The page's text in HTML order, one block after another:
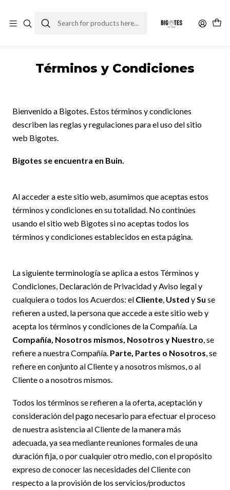
Términos y Condiciones
Bienvenido a Bigotes. Estos términos y condiciones
describen las reglas y regulaciones para el uso del sitio
web Bigotes.
Bigotes se encuentra en Buin.
Al acceder a este sitio web, asumimos que aceptas estos
términos y condiciones en su totalidad. No continúes
usando el sitio web Bigotes si no aceptas todos los
términos y condiciones establecidos en esta página.
La siguiente terminología se aplica a estos Términos y
Condiciones, Declaración de Privacidad y Aviso legal y
cualquiera o todos los Acuerdos: el Cliente, Usted ySu se
refieren a usted, la persona que accede a este sitio web y
acepta los términos y condiciones de la Compañía. La
Compañía, Nosotros mismos, Nosotros y Nuestro, se
refiere a nuestra Compañía. Parte, Partes o Nosotros, se
refiere en conjunto al Cliente y a nosotros mismos, o al
Cliente o a nosotros mismos.
Todos los términos se refieren a la oferta, aceptación y
consideración del pago necesario para efectuar el proceso
de nuestra asistencia al Cliente de la manera más
adecuada, ya sea mediante reuniones formales de una
duración fija, o por cualquier otro medio, con el propósito
expreso de conocer las necesidades del Cliente con
respecto a la provisión de los servicios/productos